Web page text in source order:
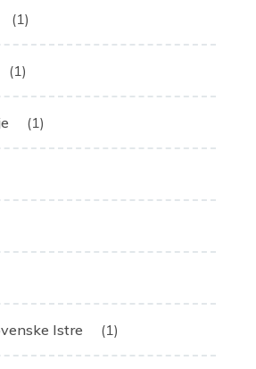
(1)
(1)
(1)
Istre (1)